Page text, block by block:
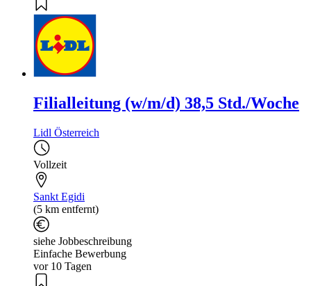
Filialleitung (w/m/d) 38,5 Std./Woche
Lidl Österreich
Vollzeit
Sankt Egidi
(5 km entfernt)
siehe Jobbeschreibung
Einfache Bewerbung
vor 10 Tagen